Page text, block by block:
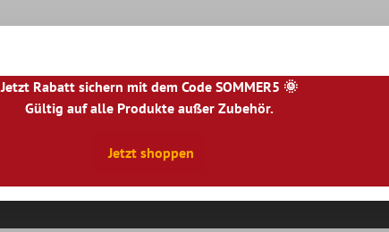
|PL|PT|FI|GR|RO|NO|HU|BG|HR|
Terrassenplatten
Jetzt Rabatt sichern mit dem Code SOMMER5 🌞
Gültig auf alle Produkte außer Zubehör.
Jetzt shoppen